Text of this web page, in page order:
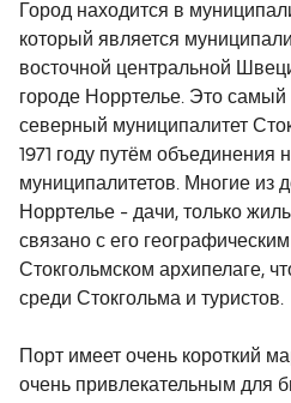
Город находится в
который является
восточной центральной
городе Норртелье. Это
северный муниципалитет
1971 году путём объединения
муниципалитетов. Многие из
Норртелье - дачи, только
связано с его
Стокгольмском архипелаге,
среди Стокгольма и туристов.
Порт имеет очень короткий
очень привлекательным для